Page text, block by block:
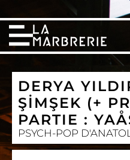
DERYA
ŞİMŞEK (+
PARTIE :
PSYCH-POP